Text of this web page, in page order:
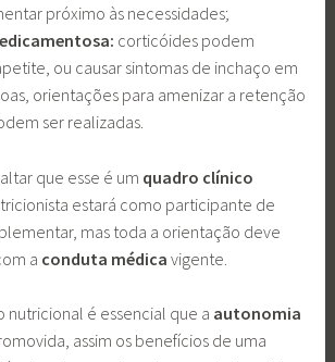
próximo às necessidades;
corticóides podem
ou causar sintomas de inchaço em
orientações para amenizar a retenção
ser realizadas.
que esse é um quadro clínico
estará como participante de
mas toda a orientação deve
a conduta médica vigente.
nutricional é essencial que a autonomia
assim os benefícios de uma